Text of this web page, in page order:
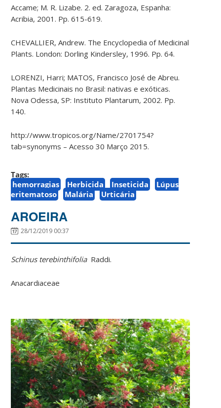
Accame; M. R. Lizabe. 2. ed. Zaragoza, Espanha:
Acribia, 2001. Pp. 615-619.
CHEVALLIER, Andrew. The Encyclopedia of Medicinal
Plants. London: Dorling Kindersley, 1996. Pp. 64.
LORENZI, Harri; MATOS, Francisco José de Abreu.
Plantas Medicinais no Brasil: nativas e exóticas.
Nova Odessa, SP: Instituto Plantarum, 2002. Pp.
140.
http://www.tropicos.org/Name/2701754?
tab=synonyms – Acesso 30 Março 2015.
Tags:
hemorragias
Herbicida Inseticida
Lúpus
eritematoso
Malária Urticária
AROEIRA
28/12/2019 00:37
Schinus terebinthifolia Raddi.
Anacardiaceae